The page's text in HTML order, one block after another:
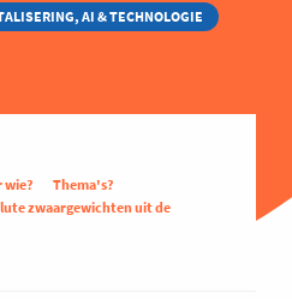
AI & TECHNOLOGIE
wie?
Thema's?
zwaargewichten uit de